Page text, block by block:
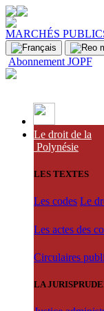
MARCHÉS
Abonnement JOPF
Le droit de la
Polynésie
LES TEXTES
Les codes Le
Les actes des
Circulaires
LA